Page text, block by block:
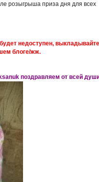
розыгрыша приза дня для всех
недоступен,
блоге/жж.
поздравляем от всей